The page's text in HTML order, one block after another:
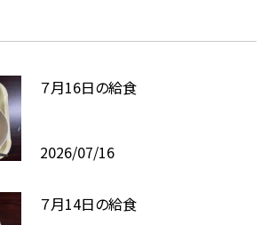
７月16日の給食
2026/07/16
７月14日の給食